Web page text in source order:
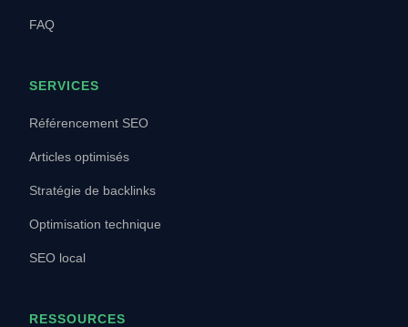
FAQ
SERVICES
Référencement SEO
Articles optimisés
Stratégie de backlinks
Optimisation technique
SEO local
RESSOURCES